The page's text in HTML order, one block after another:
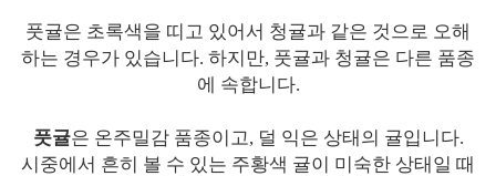
풋귤은 초록색을 띠고 있어서 청귤과 같은 것으로 오해
하는 경우가 있습니다. 하지만, 풋귤과 청귤은 다른 품종
에 속합니다.
풋귤은 온주밀감 품종이고, 덜 익은 상태의 귤입니다.
시중에서 흔히 볼 수 있는 주황색 귤이 미숙한 상태일 때